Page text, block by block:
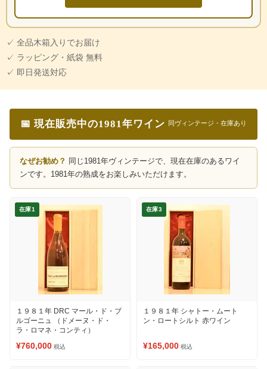
✓ 全品木箱入りでお届け
✓ ラッピング・紙袋 無料
✓ 即日発送対応
📅 現在販売中の1981年ワイン 同ヴィンテージ・在庫あり
なぜお勧め？ 同じ1981年ヴィンテージで、現在在庫のあるワイ
ンです。1981年の熟成をお楽しみいただけます。
在庫1
１９８１年 DRC マール・ド・ブ
ルゴーニュ （ドメーヌ・ド・
ラ・ロマネ・コンティ）
¥760,000 税込
在庫3
１９８１年 シャトー・ムート
ン・ロートシルト 赤ワイン
¥165,000 税込